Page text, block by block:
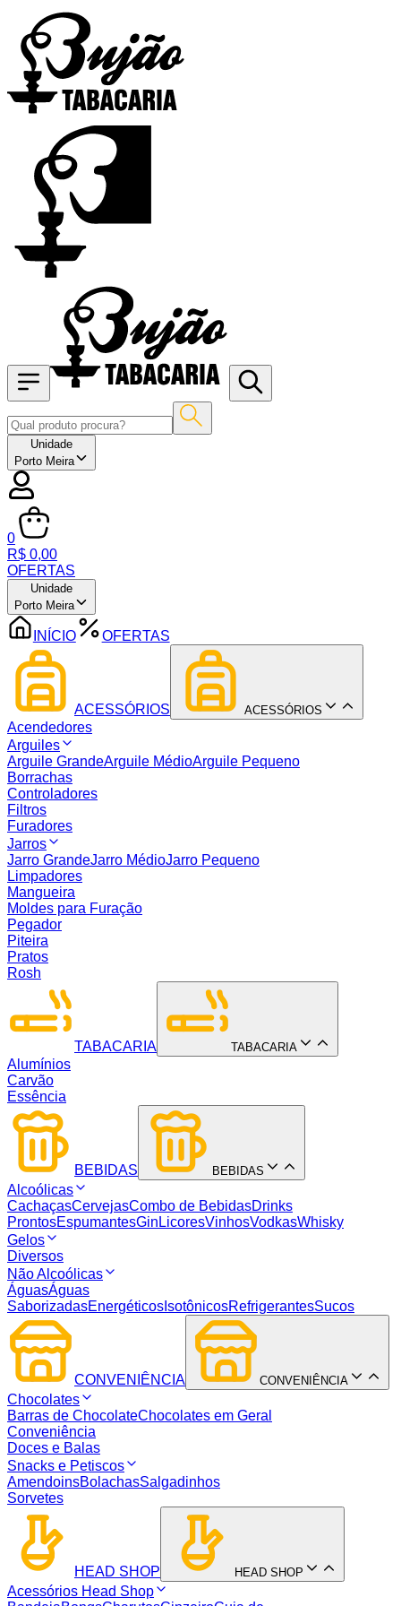
Unidade
Porto Meira
0
R$ 0,00
OFERTAS
Unidade
Porto Meira
INÍCIO OFERTAS
ACESSÓRIOS ACESSÓRIOS
Acendedores
Arguiles
Arguile GrandeArguile MédioArguile Pequeno
Borrachas
Controladores
Filtros
Furadores
Jarros
Jarro GrandeJarro MédioJarro Pequeno
Limpadores
Mangueira
Moldes para Furação
Pegador
Piteira
Pratos
Rosh
TABACARIA TABACARIA
Alumínios
Carvão
Essência
BEBIDAS BEBIDAS
Alcoólicas
CachaçasCervejasCombo de BebidasDrinks
ProntosEspumantesGin LicoresVinhosVodkasWhisky
Gelos
Diversos
Não Alcoólicas
ÁguasÁguas
SaborizadasEnergéticos IsotônicosRefrigerantesSucos
CONVENIÊNCIA CONVENIÊNCIA
Chocolates
Barras de ChocolateChocolates em Geral
Conveniência
Doces e Balas
Snacks e Petiscos
AmendoinsBolachasSalgadinhos
Sorvetes
HEAD SHOP HEAD SHOP
Acessórios Head Shop